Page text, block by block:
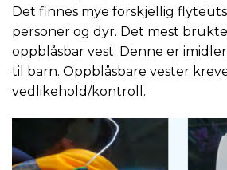
Det finnes mye forskjellig
personer og dyr. Det mest
oppblåsbar vest. Denne er
til barn. Oppblåsbare vester
vedlikehold/kontroll.